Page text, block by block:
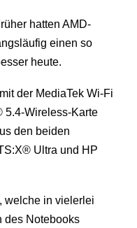
hatten AMD-
einen so
heute.
der MediaTek Wi-Fi
5.4-Wireless-Karte
den beiden
Ultra und HP
welche in vielerlei
des Notebooks